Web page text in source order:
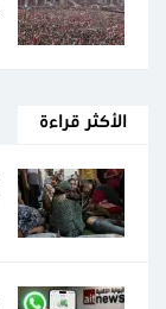
الأكثر قراءة